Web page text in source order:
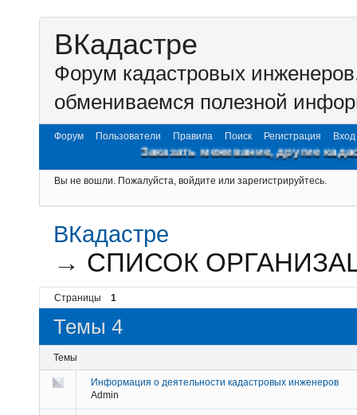
ВКадастре
Форум кадастровых
обмениваемся полезной
Форум Пользователи Правила Поиск Регистрация Вход
Заказать межевание, другие
Вы не вошли. Пожалуйста, войдите или зарегистрируйтесь.
ВКадастре
→ СПИСОК
Страницы 1
Темы 4
Темы
Информация о деятельности кадастровых инженеров
Admin